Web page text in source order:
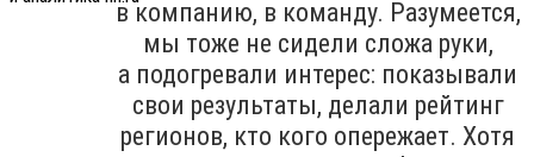
в компанию, в команду. Разумеется,
мы тоже не сидели сложа руки,
а подогревали интерес: показывали
свои результаты, делали рейтинг
регионов, кто кого опережает. Хотя